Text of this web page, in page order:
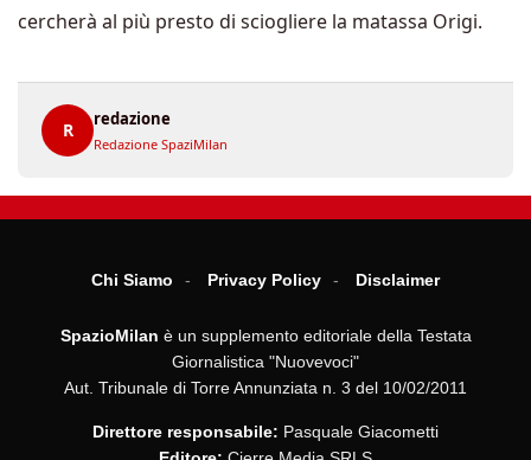
cercherà al più presto di sciogliere la matassa Origi.
R
redazione
Redazione SpaziMilan
Chi Siamo Privacy Policy Disclaimer
SpazioMilan è un supplemento editoriale della Testata
Giornalistica "Nuovevoci"
Aut. Tribunale di Torre Annunziata n. 3 del 10/02/2011
Direttore responsabile: Pasquale Giacometti